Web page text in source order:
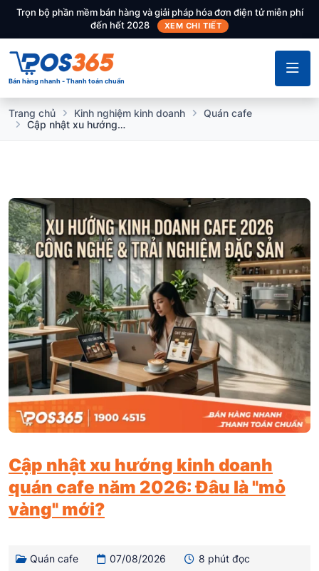
Trọn bộ phần mềm bán hàng và giải pháp hóa đơn điện tử miễn phí
đến hết 2028
XEM CHI TIẾT
Bán hàng nhanh - Thanh toán chuẩn
Trang chủ Kinh nghiệm kinh doanh
Quán cafe
Cập nhật xu hướng kinh doanh quán cafe năm 2026: Đâu là "mỏ vàng" mới?
Cập nhật xu hướng kinh doanh
quán cafe năm 2026: Đâu là "mỏ
vàng" mới?
Quán cafe 07/08/2026
8 phút đọc